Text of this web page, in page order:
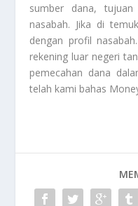
sumber dana,
nasabah. Jika di
dengan profil
rekening luar negeri
pemecahan dana
telah kami bahas